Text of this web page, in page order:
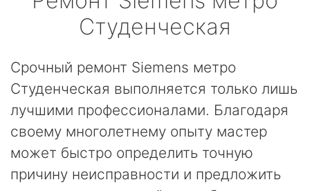
Студенческая
Срочный ремонт Siemens метро
Студенческая выполняется только лишь
лучшими профессионалами. Благодаря
своему многолетнему опыту мастер
может быстро определить точную
причину неисправности и предложить